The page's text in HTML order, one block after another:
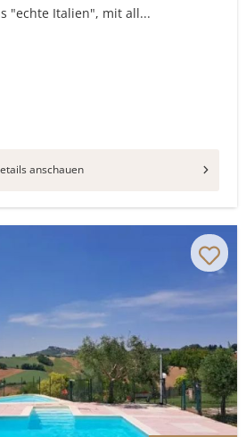
"echte Italien", mit all...
anschauen